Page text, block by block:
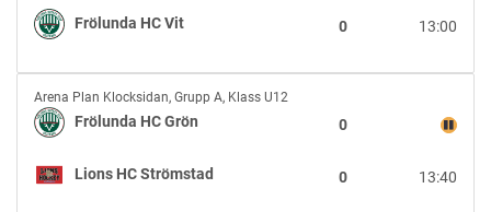
Frölunda
HC
Frölunda HC Vit 13:00
0
Frölunda
HC
Grön
Lions
Arena Plan Klocksidan, Grupp A, Klass U12
Frölunda HC Grön 0
Lions HC Strömstad 13:40
0